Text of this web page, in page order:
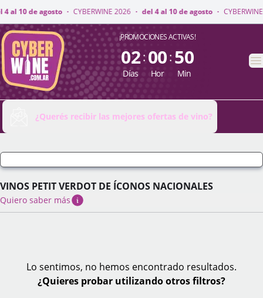
2026 · del 4 al 10 de agosto · CYBERWINE 2026 · del 4 al 10 de agosto
CyberWine ¡PROMOCIONES ACTIVAS!
02
Días
: 00
Hor
: 50
Min
¿Querés recibir las mejores ofertas de vino?
VINOS PETIT VERDOT DE ÍCONOS NACIONALES
Quiero saber más
Lo sentimos, no hemos encontrado resultados.
¿Quieres probar utilizando otros filtros?